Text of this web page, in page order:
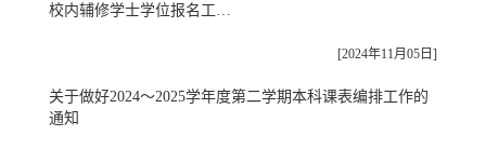
校内辅修学士学位报名工…
[2024年11月05日]
关于做好2024～2025学年度第二学期本科课表编排工作的
通知